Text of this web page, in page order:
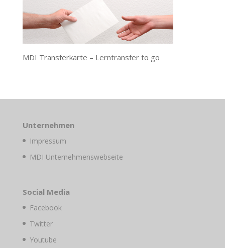
MDI Transferkarte – Lerntransfer to go
Unternehmen
Impressum
MDI Unternehmenswebseite
Social Media
Facebook
Twitter
Youtube